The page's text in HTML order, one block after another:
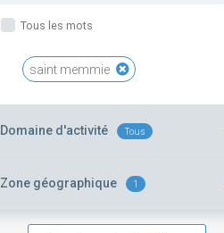
Tous les mots
saint memmie
Domaine d'activité Tous
Zone géographique 1